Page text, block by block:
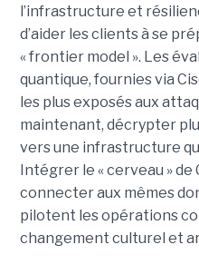
l’infrastructure et
d’aider les clients à se
« frontier model ». Les
quantique, fournies via
les plus exposés aux
maintenant, décrypter
vers une infrastructure
Intégrer le « cerveau » de
connecter aux mêmes
pilotent les opérations
changement culturel et